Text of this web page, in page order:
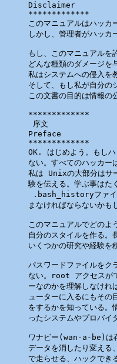
Disclaimer
*************
このマニュアルはハッカ
しかし、管理者がハッカ
もし、このマニュアルを
どんな種類のダメージを
私はシステムへの侵入を
そして、もし私が自分の
この文書の目的は情報の
*************
序文
Preface
*************
OK. はじめよう。もしハ
ない。すべてのハッカー
私は Unixの大部分はサ
験を伝える。学ぶ事はた
.bash_historyファイル
まなければならないかも
このマニュアルでどの
自分のスタイルを作る。
いくつかの研究や経験を
パスワードファイルを
ない。root アクセスが
ーなのかを理解しなけれ
ューターに入るにもその
をするかを知っている
ったシステムやプロバイ
ワナビー(wan-a-be)は
データを消したり変え
で走らせる、ハックでき